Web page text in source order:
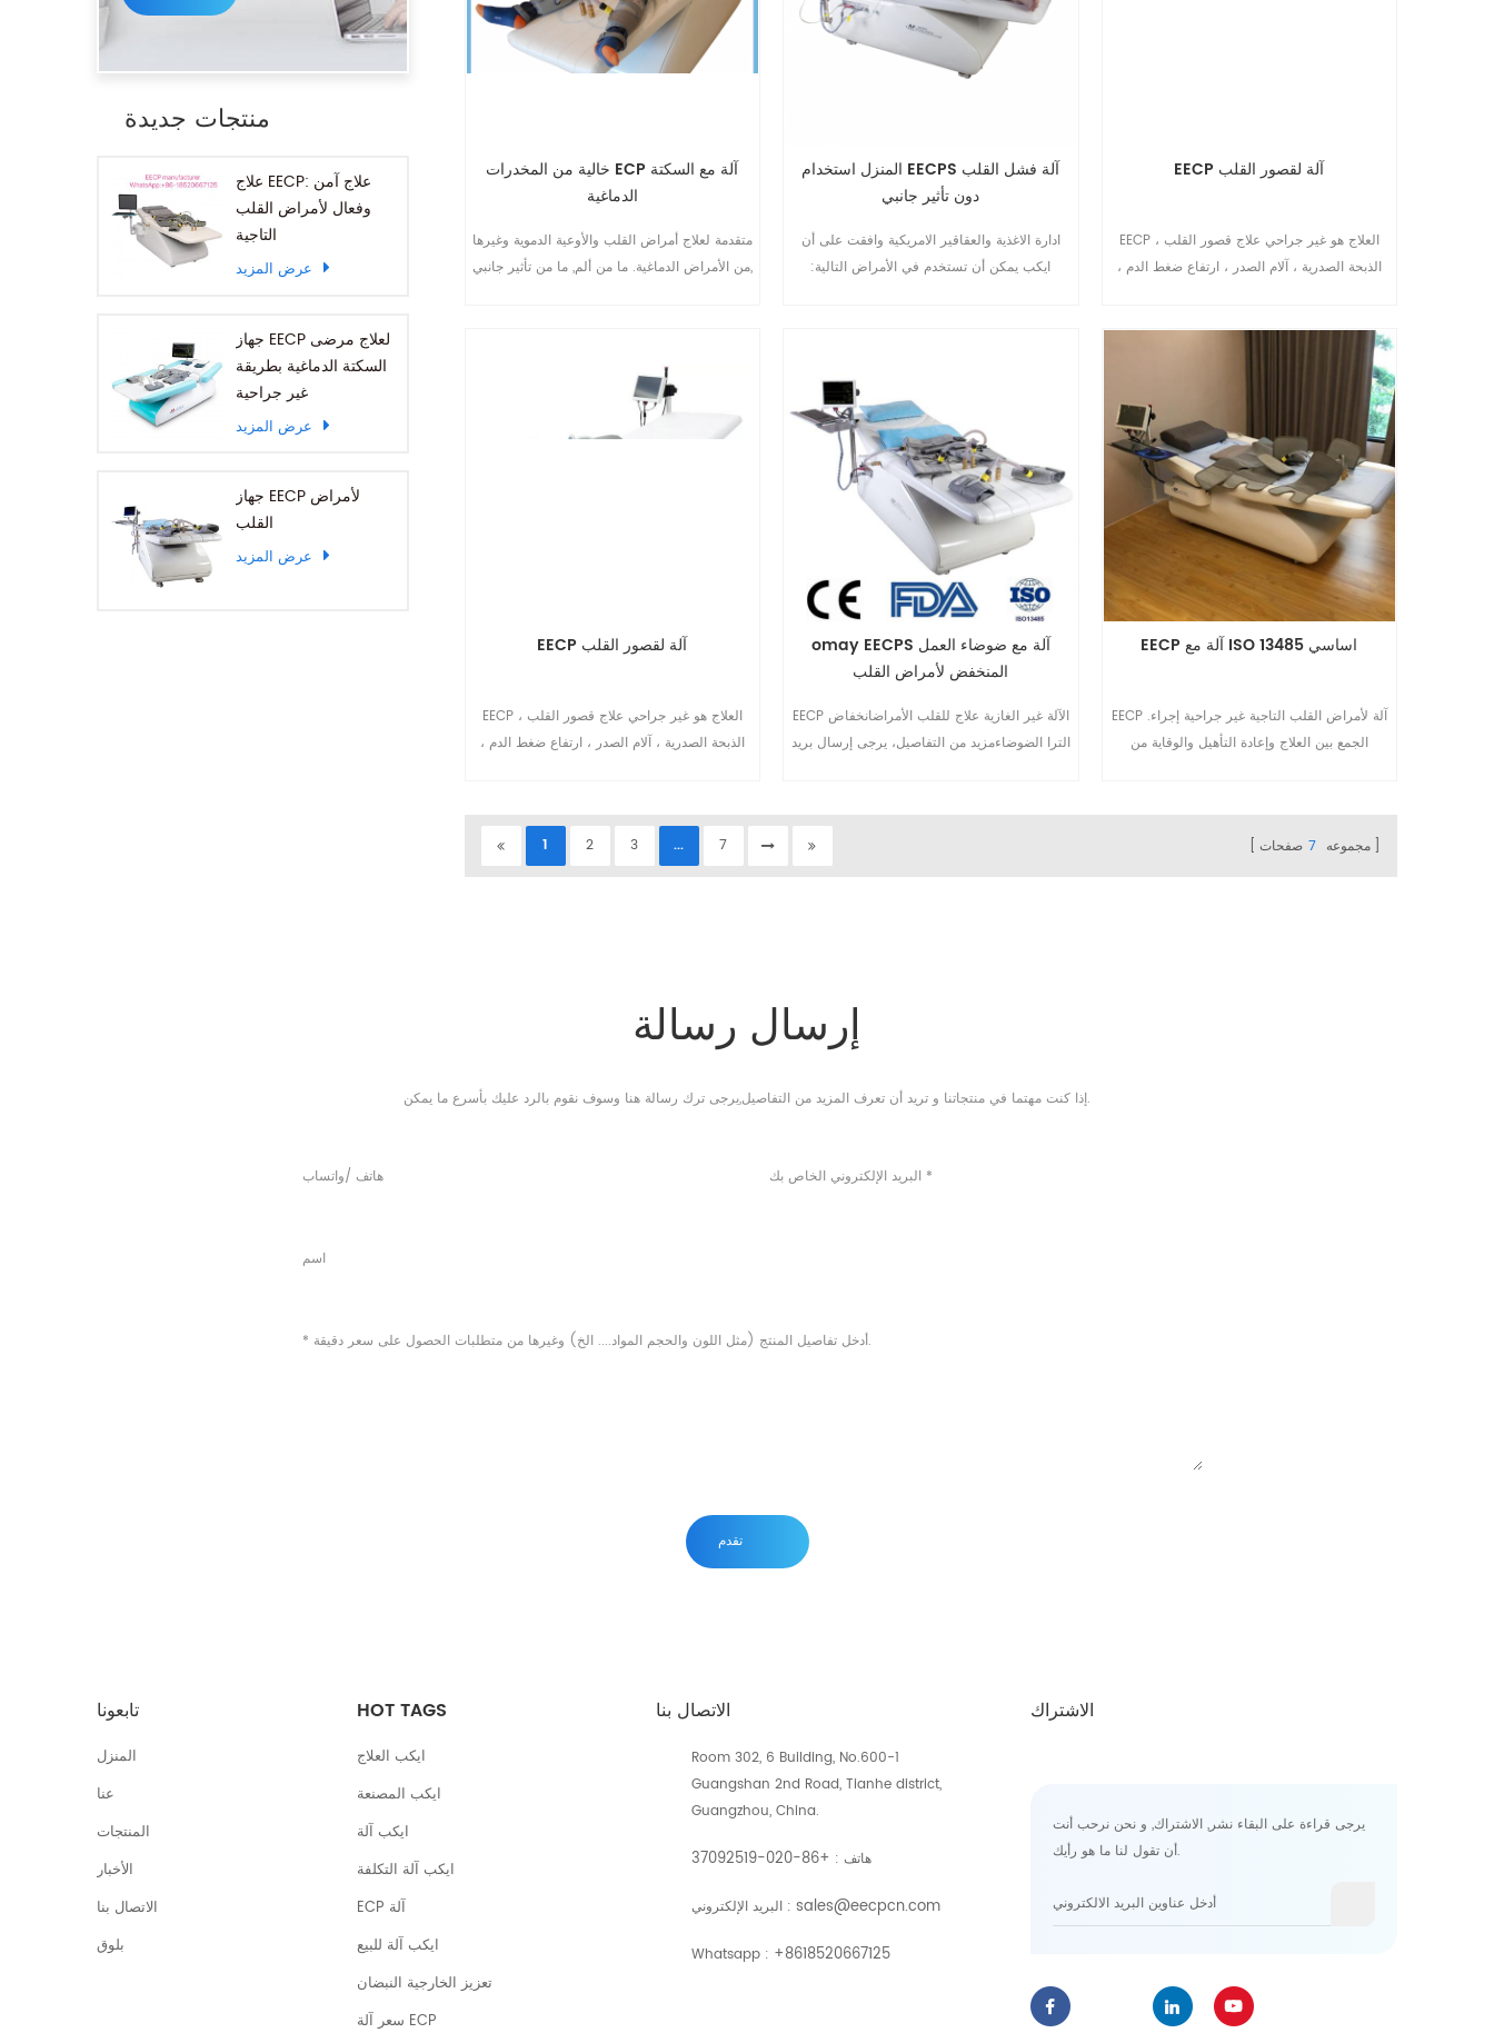
منتجات جديدة
علاج EECP: علاج آمن
وفعال لأمراض القلب
التاجية
عرض المزيد
جهاز EECP لعلاج مرضى
السكتة الدماغية بطريقة
غير جراحية
عرض المزيد
جهاز EECP لأمراض
القلب
عرض المزيد
خالية من المخدرات ECP آلة مع السكتة
الدماغية
متقدمة لعلاج أمراض القلب والأوعية الدموية وغيرها
من الأمراض الدماغية. ما من ألم, ما من تأثير جانبي,
المنزل استخدام EECPS آلة فشل القلب
دون تأثير جانبي
ادارة الاغذية والعقاقير الامريكية وافقت على أن
ايكب يمكن أن تستخدم في الأمراض التالية:
EECP آلة لقصور القلب
EECP العلاج هو غير جراحي علاج قصور القلب ،
الذبحة الصدرية ، آلام الصدر ، ارتفاع ضغط الدم ،
EECP آلة لقصور القلب
EECP العلاج هو غير جراحي علاج قصور القلب ،
الذبحة الصدرية ، آلام الصدر ، ارتفاع ضغط الدم ،
المسنين وما إلى ذلك.10
omay EECPS آلة مع ضوضاء العمل
المنخفض لأمراض القلب
EECP الآلة غير الغازية علاج للقلب الأمراضانخفاض
الترا الضوضاءمزيد من التفاصيل، يرجى إرسال بريد
EECP آلة مع ISO 13485 اساسي
EECP آلة لأمراض القلب التاجية غير جراحية إجراء.
الجمع بين العلاج وإعادة التأهيل والوقاية من
المحمول: + 86-1571087880710
1 2 3 ... 7 مجموعه 7 صفحات
إرسال رسالة
إذا كنت مهتما في منتجاتنا و تريد أن تعرف المزيد من التفاصيل,يرجى ترك رسالة هنا وسوف نقوم بالرد عليك بأسرع ما يمكن.
تقدم
تابعونا
المنزل
عنا
المنتجات
الأخبار
الاتصال بنا
بلوق
HOT TAGS
ايكب العلاج
ايكب المصنعة
ايكب آلة
ايكب آلة التكلفة
ECP آلة
ايكب آلة للبيع
تعزيز الخارجية النبضان
سعر آلة ECP
الاتصال بنا
Room 302, 6 Building, No.600-1
Guangshan 2nd Road, Tianhe district,
Guangzhou, China.
هاتف : +86-020-37092519
البريد الإلكتروني :sales@eecpcn.com
Whatsapp : +8618520667125
الاشتراك
يرجى قراءة على البقاء نشر, الاشتراك, و نحن نرحب أنت
أن تقول لنا ما هو رأيك.